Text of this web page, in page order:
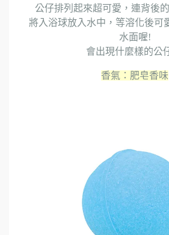
公仔排列起來超可愛，連背後
將入浴球放入水中，等溶化後可
水面喔!
會出現什麼樣的公
香氣：肥皂香味